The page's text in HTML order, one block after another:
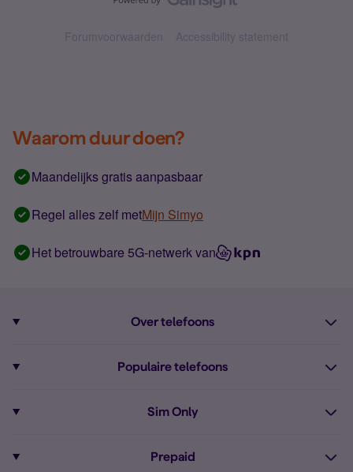
Forumvoorwaarden Accessibility statement
Waarom duur doen?
Maandelijks gratis aanpasbaar
Regel alles zelf metMijn Simyo
Het betrouwbare 5G-netwerk van
Over telefoons
Alle telefoons
Populaire telefoons
iPhone 16
Sim Only
Prepaid